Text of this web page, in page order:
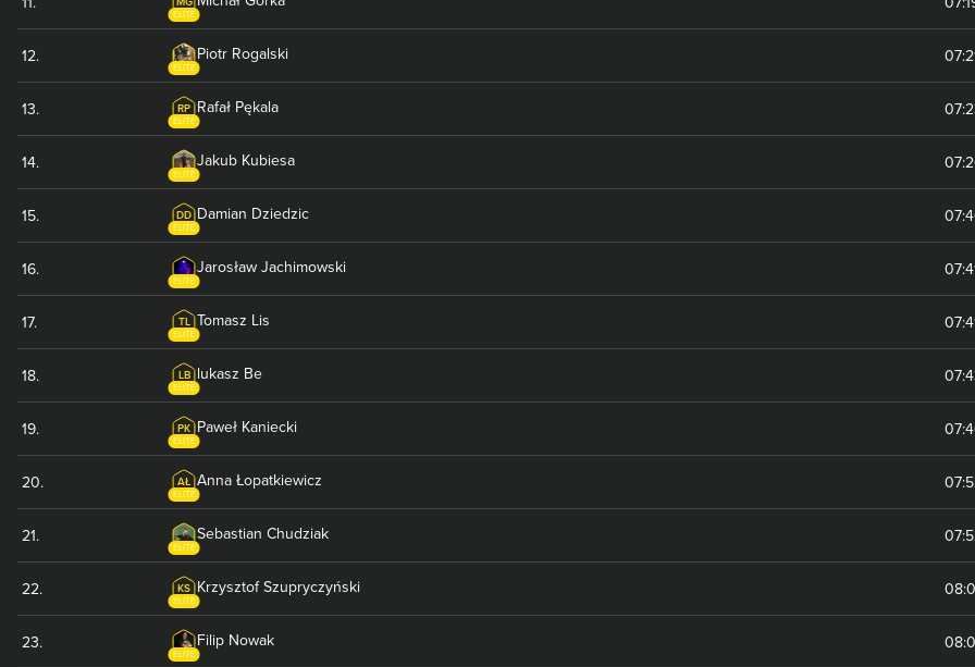
ELITE
12.
ELITE
Piotr Rogalski
13. RP
ELITE
Rafał Pękala
14.
ELITE
Jakub Kubiesa
15. DD
ELITE
Damian Dziedzic
16.
ELITE
Jarosław Jachimowski
17. TL
ELITE
Tomasz Lis
18. LB
ELITE
lukasz Be
19. PK
ELITE
Paweł Kaniecki
20. AŁ
ELITE
Anna Łopatkiewicz
21.
ELITE
Sebastian Chudziak
22. KS
ELITE
Krzysztof Szupryczyński
23.
ELITE
Filip Nowak